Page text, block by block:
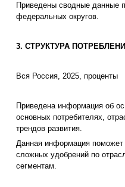
Приведены сводные данные
федеральных округов.
3. СТРУКТУРА
Вся Россия, 2025, проценты
Приведена информация об
основных потребителях,
трендов развития.
Данная информация поможет
сложных удобрений по
сегментам.